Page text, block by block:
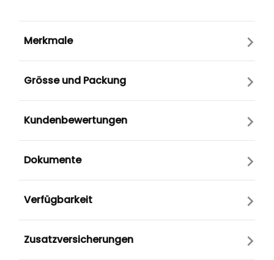
Merkmale
Grösse und Packung
Kundenbewertungen
Dokumente
Verfügbarkeit
Zusatzversicherungen